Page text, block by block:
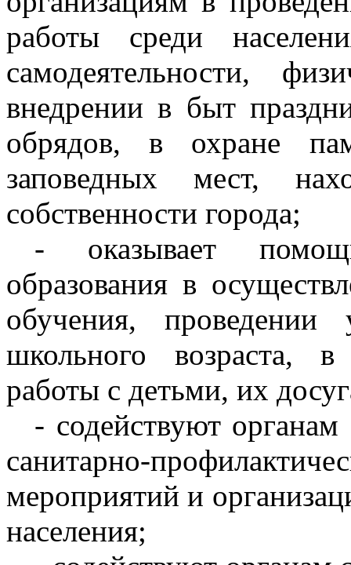
работы среди
самодеятельности,
внедрении в быт
обрядов, в охране
заповедных мест,
собственности города;
- оказывает
образования в
обучения,
школьного возраста, в
работы с детьми, их
- содействуют органам
санитарно-
мероприятий и
населения;